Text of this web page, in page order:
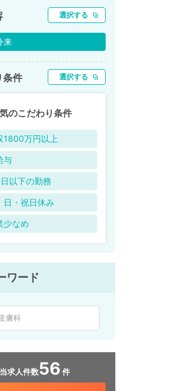
選択する
来
条件 選択する
のこだわり条件
1800万円以上
与
以下の勤務
日・祝日休み
少なめ
ワード
求人件数56 件